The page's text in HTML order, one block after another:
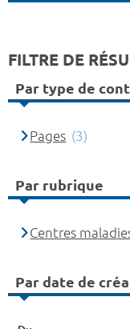
FILTRE DE
Par type de
Pages (3)
Par rubrique
Centres
Par date de